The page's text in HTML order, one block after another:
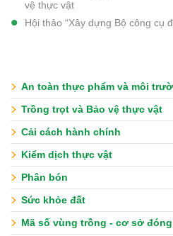
vệ thực vật
Hội thảo “Xây dựng Bộ công cụ
An toàn thực phẩm và môi
Trồng trọt và Bảo vệ thực vật
Cải cách hành chính
Kiểm dịch thực vật
Phân bón
Sức khỏe đất
Mã số vùng trồng - cơ sở